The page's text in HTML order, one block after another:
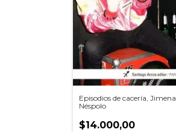
Episodios de cacería, Jimena
Néspolo
$14.000,00